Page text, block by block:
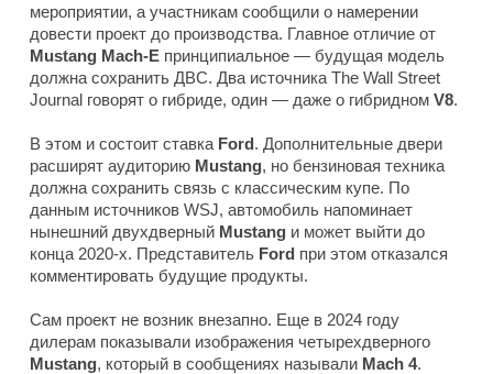
мероприятии, а участникам сообщили о намерении
довести проект до производства. Главное отличие от
Mustang Mach-E принципиальное — будущая модель
должна сохранить ДВС. Два источника The Wall Street
Journal говорят о гибриде, один — даже о гибридном V8.
В этом и состоит ставка Ford. Дополнительные двери
расширят аудиторию Mustang, но бензиновая техника
должна сохранить связь с классическим купе. По
данным источников WSJ, автомобиль напоминает
нынешний двухдверный Mustang и может выйти до
конца 2020-х. Представитель Ford при этом отказался
комментировать будущие продукты.
Сам проект не возник внезапно. Еще в 2024 году
дилерам показывали изображения четырехдверного
Mustang, который в сообщениях называли Mach 4.